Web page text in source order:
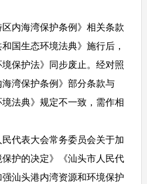
内海湾保护条例》相关条款
国生态环境法典》施行后，
境保护法》同步废止。经对照
湾保护条例》部分条款与
境法典》规定不一致，需作相
代表大会常务委员会关于加
护的决定》《汕头市人民代
汕头港内湾资源和环境保护